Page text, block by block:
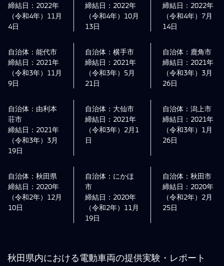
締結日：2022年
（令和4年）11月
4日
締結日：2022年
（令和4年）10月
13日
締結日：2022年
（令和4年）7月
14日
自治体：能代市
締結日：2021年
（令和3年）11月
9日
自治体：横手市
締結日：2021年
（令和3年）5月
21日
自治体：鹿角市
締結日：2021年
（令和3年）3月
26日
自治体：由利本
荘市
締結日：2021年
（令和3年）3月
19日
自治体：大仙市
締結日：2021年
（令和3年）2月1
日
自治体：潟上市
締結日：2021年
（令和3年）1月
26日
自治体：秋田県
締結日：2020年
（令和2年）12月
10日
自治体：にかほ
市
締結日：2020年
（令和2年）11月
19日
自治体：秋田市
締結日：2020年
（令和2年）2月
25日
秋田県内における電動車両の提供実験・レポート